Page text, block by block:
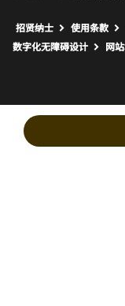
招贤纳士 使用条款
数字化无障碍设计
网